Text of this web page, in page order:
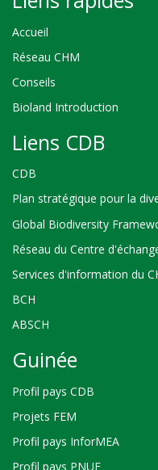
Accueil
Réseau CHM
Conseils
Bioland Introduction
Liens CDB
CDB
Plan stratégique pour la
Global Biodiversity
Réseau du Centre
Services d'information du
BCH
ABSCH
Guinée
Profil pays CDB
Projets FEM
Profil pays InforMEA
Profil pays PNUE